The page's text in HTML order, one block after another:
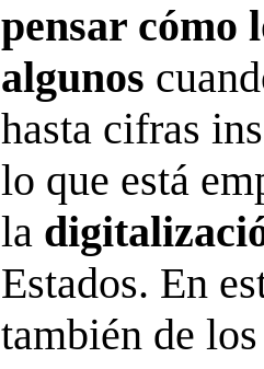
pensar cómo
algunos
hasta cifras
lo que está
la
Estados. En
también de